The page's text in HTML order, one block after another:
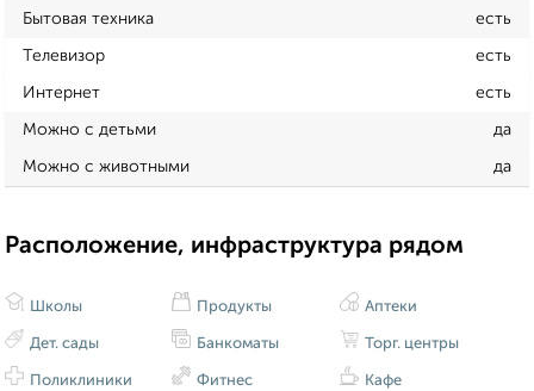
Бытовая техника есть
Телевизор есть
Интернет есть
Можно с детьми да
Можно с животными да
Расположение, инфраструктура рядом
Школы
Дет. сады
Поликлиники
Продукты
Банкоматы
Фитнес
Аптеки
Торг. центры
Кафе